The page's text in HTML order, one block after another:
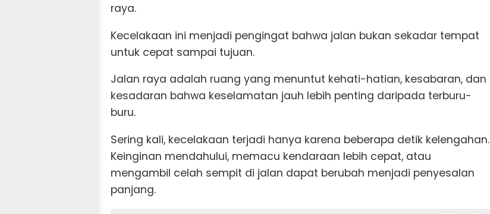
raya.
Kecelakaan ini menjadi pengingat bahwa jalan bukan sekadar tempat
untuk cepat sampai tujuan.
Jalan raya adalah ruang yang menuntut kehati-hatian, kesabaran, dan
kesadaran bahwa keselamatan jauh lebih penting daripada terburu-
buru.
Sering kali, kecelakaan terjadi hanya karena beberapa detik kelengahan.
Keinginan mendahului, memacu kendaraan lebih cepat, atau
mengambil celah sempit di jalan dapat berubah menjadi penyesalan
panjang.